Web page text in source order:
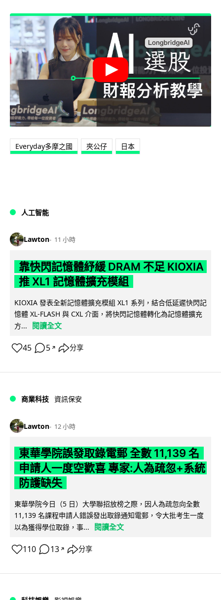
Everyday多摩之國 夾公仔 日本
人工智能
Lawton 11 小時
靠快閃記憶體紓緩 DRAM 不足 KIOXIA
推 XL1 記憶體擴充模組
KIOXIA 發表全新記憶體擴充模組 XL1 系列，結合低延遲快閃記
憶體 XL-FLASH 與 CXL 介面，將快閃記憶體轉化為記憶體擴充
方...
閱讀全文
45 5 ↗ 分享
商業科技 資訊保安
Lawton 12 小時
東華學院誤發取錄電郵 全數 11,139 名
申請人一度空歡喜 專家:人為疏忽+系統
防護缺失
東華學院今日（5 日）大學聯招放榜之際，因人為疏忽向全數
11,139 名課程申請人錯誤發出取錄通知電郵，令大批考生一度
以為獲得學位取錄，事...
閱讀全文
110 13 ↗ 分享